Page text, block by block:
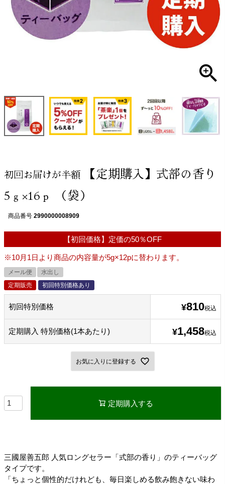
初回お届けが半額
【定期購入】式部の香り
5ｇ×16ｐ （袋）
商品番号 2990000008909
【初回価格】定価の50％OFF
※10月1日より商品の内容量が5g×12pに替わります。
メール便
水出し
定期販売
初回特別価格あり
初回特別価格 ¥810税込
定期購入 特別価格(1本あたり) ¥1,458税込
お気に入りに登録する
定期購入する
三國屋善五郎 人気ロングセラー「式部の香り」のティーバッグ
タイプです。
「ちょっと個性的だけれども、毎日楽しめる飲み飽きない味わ